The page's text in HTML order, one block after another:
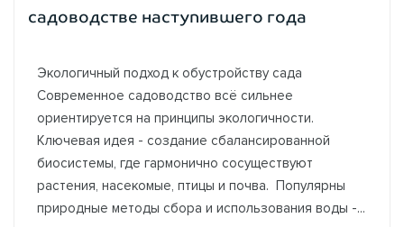
садоводстве наступившего года
Экологичный подход к обустройству сада
Современное садоводство всё сильнее
ориентируется на принципы экологичности.
Ключевая идея - создание сбалансированной
биосистемы, где гармонично сосуществуют
растения, насекомые, птицы и почва. Популярны
природные методы сбора и использования воды -...